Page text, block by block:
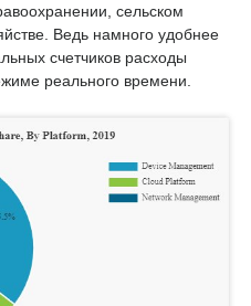
сельском
Ведь намного удобнее
счетчиков расходы
реального времени.